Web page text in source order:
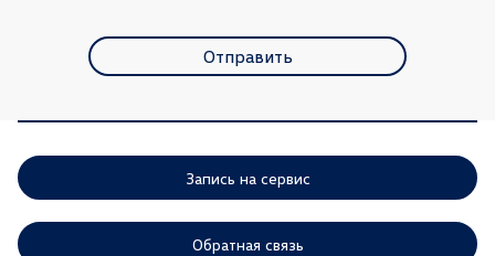
Отправить
Запись на сервис
Обратная связь